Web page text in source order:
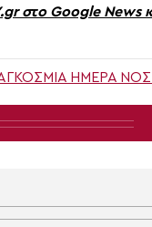
στο Google News
ΗΜΈΡΑ